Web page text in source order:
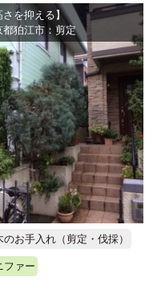
さを抑える】
都狛江市：剪定
のお手入れ（剪定・伐採）
ファー